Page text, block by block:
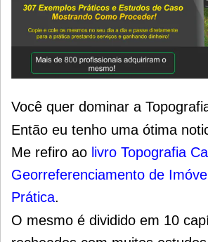
Você quer dominar a
Então eu tenho uma ótima
Me refiro ao livro Topografia
Georreferenciamento de
Prática.
O mesmo é dividido em 10